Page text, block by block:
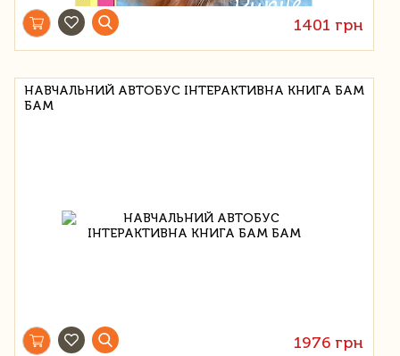
1401 грн
НАВЧАЛЬНИЙ АВТОБУС ІНТЕРАКТИВНА КНИГА БАМ
БАМ
1976 грн